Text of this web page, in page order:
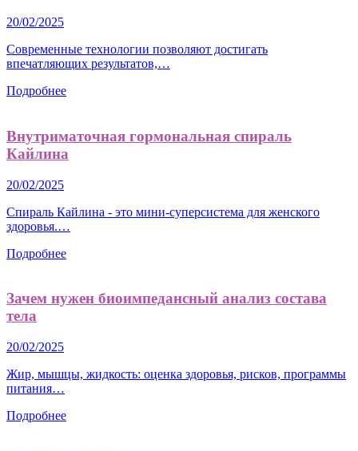
20/02/2025
Современные технологии позволяют достигать
впечатляющих результатов,…
Подробнее
Внутриматочная гормональная спираль
Кайлина
20/02/2025
Спираль Кайлина - это мини-суперсистема для женского
здоровья.…
Подробнее
Зачем нужен биоимпедансный анализ состава
тела
20/02/2025
Жир, мышцы, жидкость: оценка здоровья, рисков, программы
питания…
Подробнее